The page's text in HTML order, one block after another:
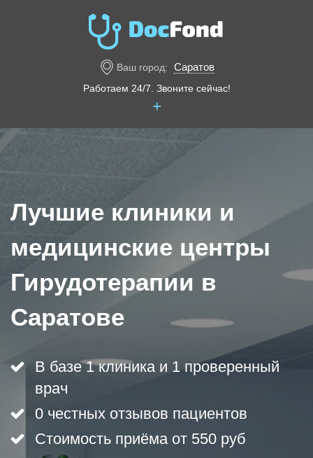
Ваш город: Саратов
Работаем 24/7. Звоните сейчас!
+
Лучшие клиники и
медицинские центры
Гирудотерапии в
Саратове
В базе 1 клиника и 1 проверенный
врач
0 честных отзывов пациентов
Стоимость приёма от 550 руб